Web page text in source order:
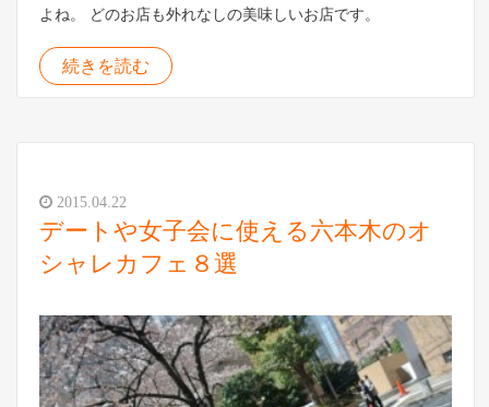
よね。 どのお店も外れなしの美味しいお店です。
続きを読む
2015.04.22
デートや女子会に使える六本木のオ
シャレカフェ８選